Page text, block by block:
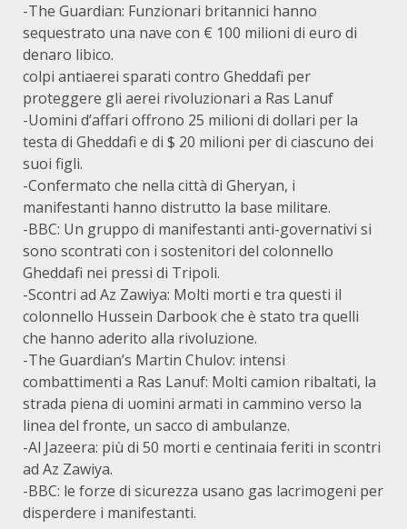
-The Guardian: Funzionari britannici hanno
sequestrato una nave con € 100 milioni di euro di
denaro libico.
colpi antiaerei sparati contro Gheddafi per
proteggere gli aerei rivoluzionari a Ras Lanuf
-Uomini d’affari offrono 25 milioni di dollari per la
testa di Gheddafi e di $ 20 milioni per di ciascuno dei
suoi figli.
-Confermato che nella città di Gheryan, i
manifestanti hanno distrutto la base militare.
-BBC: Un gruppo di manifestanti anti-governativi si
sono scontrati con i sostenitori del colonnello
Gheddafi nei pressi di Tripoli.
-Scontri ad Az Zawiya: Molti morti e tra questi il
colonnello Hussein Darbook che è stato tra quelli
che hanno aderito alla rivoluzione.
-The Guardian’s Martin Chulov: intensi
combattimenti a Ras Lanuf: Molti camion ribaltati, la
strada piena di uomini armati in cammino verso la
linea del fronte, un sacco di ambulanze.
-Al Jazeera: più di 50 morti e centinaia feriti in scontri
ad Az Zawiya.
-BBC: le forze di sicurezza usano gas lacrimogeni per
disperdere i manifestanti.